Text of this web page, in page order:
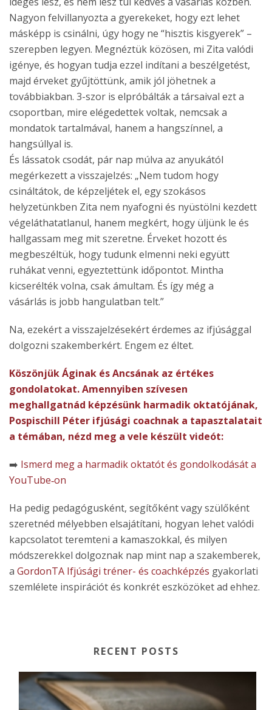
Nagyon felvillanyozta a gyerekeket, hogy ezt lehet
másképp is csinálni, úgy hogy ne “hisztis kisgyerek” –
szerepben legyen. Megnéztük közösen, mi Zita valódi
igénye, és hogyan tudja ezzel indítani a beszélgetést,
majd érveket gyűjtöttünk, amik jól jöhetnek a
továbbiakban. 3-szor is elpróbálták a társaival ezt a
csoportban, mire elégedettek voltak, nemcsak a
mondatok tartalmával, hanem a hangszínnel, a
hangsúllyal is.
És lássatok csodát, pár nap múlva az anyukától
megérkezett a visszajelzés: „Nem tudom hogy
csináltátok, de képzeljétek el, egy szokásos
helyzetünkben Zita nem nyafogni és nyüstölni kezdett
végeláthatatlanul, hanem megkért, hogy üljünk le és
hallgassam meg mit szeretne. Érveket hozott és
megbeszéltük, hogy tudunk elmenni neki együtt
ruhákat venni, egyeztettünk időpontot. Mintha
kicserélték volna, csak ámultam. És így még a
vásárlás is jobb hangulatban telt.”
Na, ezekért a visszajelzésekért érdemes az ifjúsággal
dolgozni szakemberkért. Engem ez éltet.
Köszönjük Áginak és Ancsának az értékes
gondolatokat. Amennyiben szívesen
meghallgatnád képzésünk harmadik oktatójának,
Pospischill Péter ifjúsági coachnak a tapasztalatait
a témában, nézd meg a vele készült videót:
➡️ Ismerd meg a harmadik oktatót és gondolkodását a
YouTube‑on
Ha pedig pedagógusként, segítőként vagy szülőként
szeretnéd mélyebben elsajátítani, hogyan lehet valódi
kapcsolatot teremteni a kamaszokkal, és milyen
módszerekkel dolgoznak nap mint nap a szakemberek,
a GordonTA Ifjúsági tréner- és coachképzés gyakorlati
szemlélete inspirációt és konkrét eszközöket ad ehhez.
RECENT POSTS